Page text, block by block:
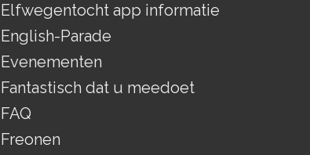
Elfwegentocht app informatie
English-Parade
Evenementen
Fantastisch dat u meedoet
FAQ
Freonen